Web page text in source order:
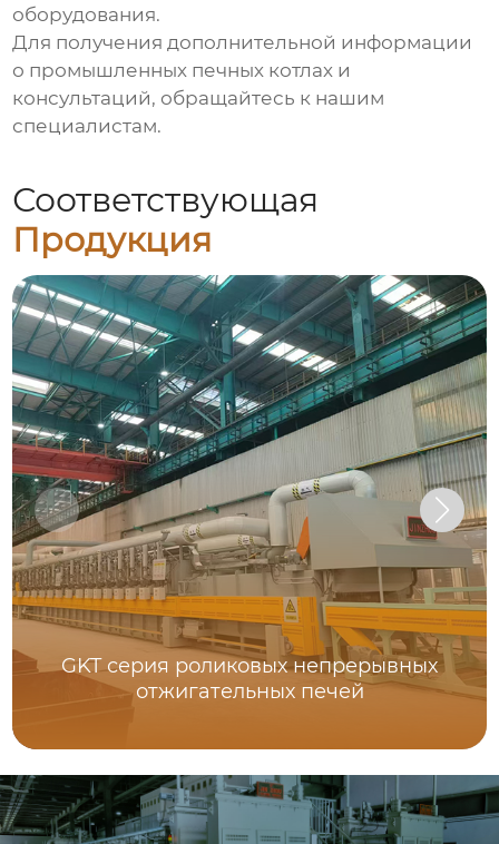
оборудования.
Для получения дополнительной информации
о промышленных печных котлах и
консультаций, обращайтесь к нашим
специалистам.
Соответствующая
Продукция
GKT серия роликовых непрерывных
отжигательных печей